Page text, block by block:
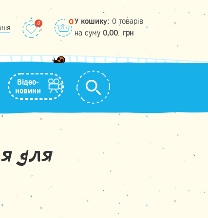
0У кошику: 0 товарів
на cуму 0,00 грн
Відео-
новини
для